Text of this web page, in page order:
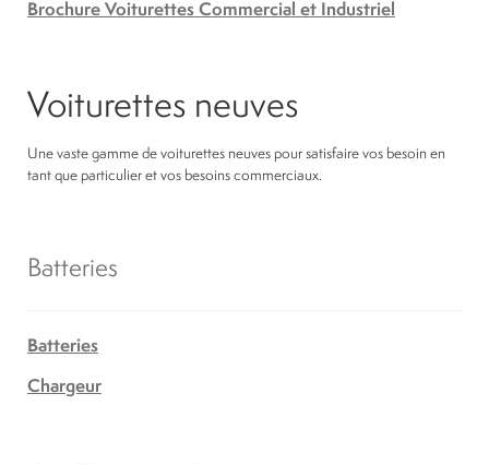
Brochure Voiturettes Commercial et Industriel
Voiturettes neuves
Une vaste gamme de voiturettes neuves pour satisfaire vos besoin en
tant que particulier et vos besoins commerciaux.
Batteries
Batteries
Chargeur